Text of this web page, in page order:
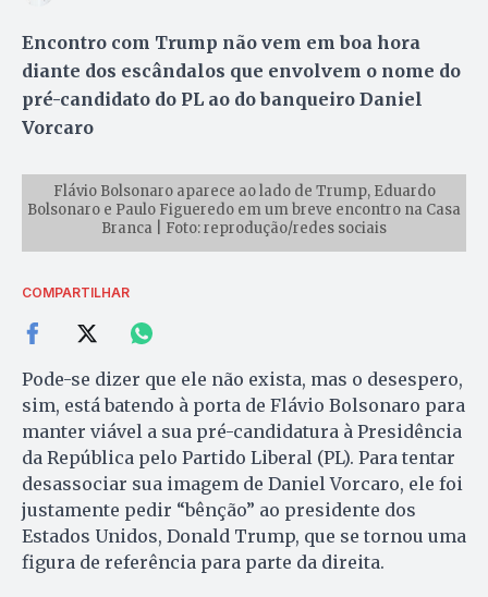
Encontro com Trump não vem em boa hora
diante dos escândalos que envolvem o nome do
pré-candidato do PL ao do banqueiro Daniel
Vorcaro
Flávio Bolsonaro aparece ao lado de Trump, Eduardo
Bolsonaro e Paulo Figueredo em um breve encontro na Casa
Branca | Foto: reprodução/redes sociais
COMPARTILHAR
Pode-se dizer que ele não exista, mas o desespero,
sim, está batendo à porta de Flávio Bolsonaro para
manter viável a sua pré-candidatura à Presidência
da República pelo Partido Liberal (PL). Para tentar
desassociar sua imagem de Daniel Vorcaro, ele foi
justamente pedir “bênção” ao presidente dos
Estados Unidos, Donald Trump, que se tornou uma
figura de referência para parte da direita.